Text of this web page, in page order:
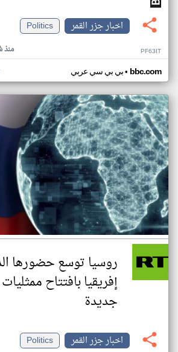
اخبار جزر القمر
Politics
منذ PF63IT
بي بي سي عربي• bbc.com
روسيا توسع حضورها
جديدة
اخبار جزر القمر
Politics